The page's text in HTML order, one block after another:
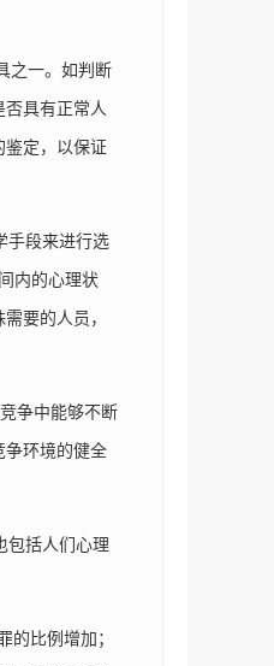
之一。如判断
否具有正常人
鉴定，以保证
手段来进行选
内的心理状
要的人员，
争中能够不断
争环境的健全
包括人们心理
比例增加；